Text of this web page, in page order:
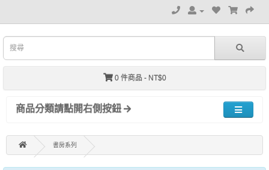
0 件商品 - NT$0
商品分類請點開右側按鈕
書房系列